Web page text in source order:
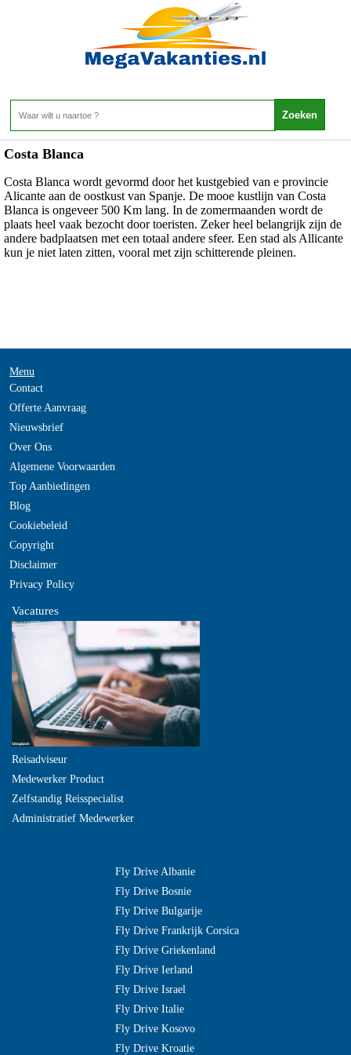
Home>
Costa Blanca
Costa Blanca wordt gevormd door het kustgebied van e provincie
Alicante aan de oostkust van Spanje. De mooe kustlijn van Costa
Blanca is ongeveer 500 Km lang. In de zomermaanden wordt de
plaats heel vaak bezocht door toeristen. Zeker heel belangrijk zijn de
andere badplaatsen met een totaal andere sfeer. Een stad als Allicante
kun je niet laten zitten, vooral met zijn schitterende pleinen.
Menu
Contact
Offerte Aanvraag
Nieuwsbrief
Over Ons
Algemene Voorwaarden
Top Aanbiedingen
Blog
Cookiebeleid
Copyright
Disclaimer
Privacy Policy
Vacatures
Reisadviseur
Medewerker Product
Zelfstandig Reisspecialist
Administratief Medewerker
Fly Drive Albanie
Fly Drive Bosnie
Fly Drive Bulgarije
Fly Drive Frankrijk Corsica
Fly Drive Griekenland
Fly Drive Ierland
Fly Drive Israel
Fly Drive Italie
Fly Drive Kosovo
Fly Drive Kroatie